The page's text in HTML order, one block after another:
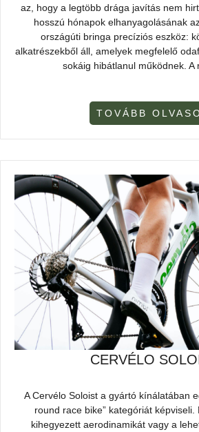
az, hogy a legtöbb drága javítás nem
hosszú hónapok elhanyagolásának
országúti bringa precíziós eszköz:
alkatrészekből áll, amelyek megfelelő
sokáig hibátlanul működnek. A
TOVÁBB
CERVÉLO
A Cervélo Soloist a gyártó kínálatában
round race bike” kategóriát
kihegyezett aerodinamikát vagy a